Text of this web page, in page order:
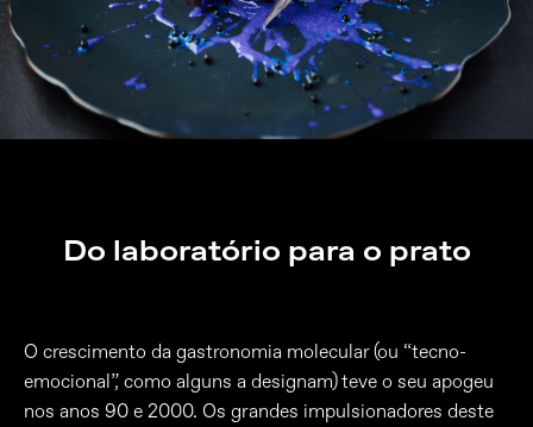
Do laboratório para o prato
O crescimento da gastronomia molecular (ou “tecno-
emocional”, como alguns a designam) teve o seu apogeu
nos anos 90 e 2000. Os grandes impulsionadores deste